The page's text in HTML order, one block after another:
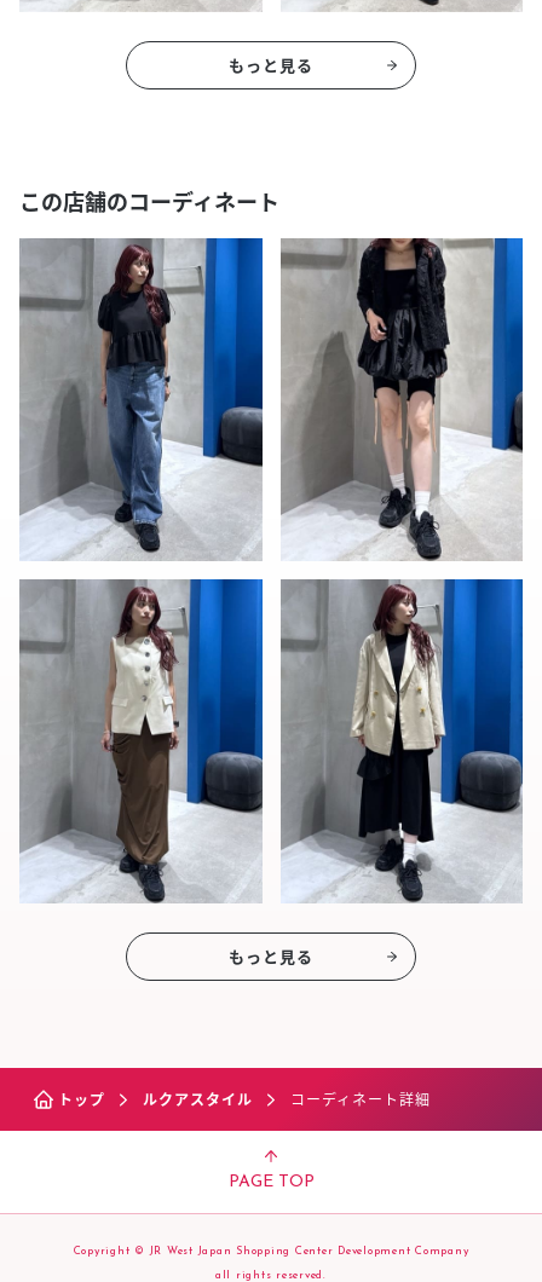
もっと見る
この店舗のコーディネート
もっと見る
トップ ルクアスタイル コーディネート詳細
PAGE TOP
Copyright © JR West Japan Shopping Center Development Company
all rights reserved.